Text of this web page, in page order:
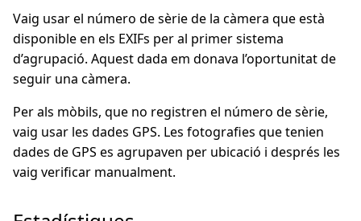
Vaig usar el número de sèrie de la càmera que està
disponible en els EXIFs per al primer sistema
d’agrupació. Aquest dada em donava l’oportunitat de
seguir una càmera.
Per als mòbils, que no registren el número de sèrie,
vaig usar les dades GPS. Les fotografies que tenien
dades de GPS es agrupaven per ubicació i després les
vaig verificar manualment.